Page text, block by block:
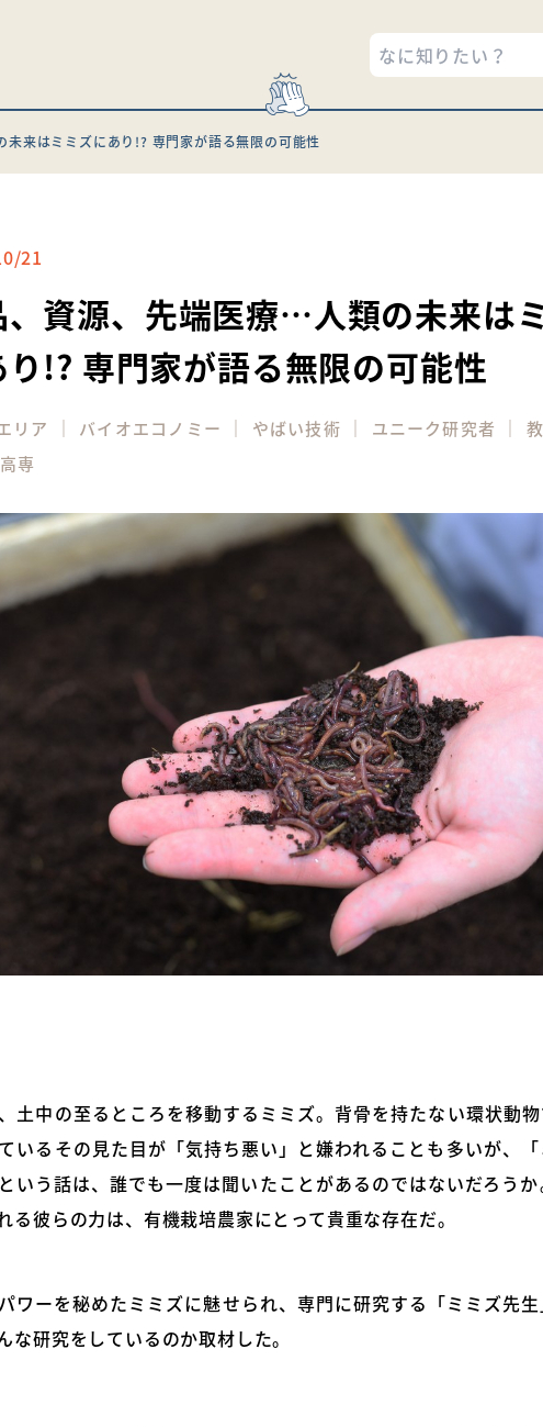
来はミミズにあり!? 専門家が語る無限の可能性
21
、資源、先端医療…人類の未来は
り!? 専門家が語る無限の可能性
リア ｜ バイオエコノミー ｜ やばい技術 ｜ ユニーク研究者 ｜
専
土中の至るところを移動するミミズ。背骨を持たない環状動
いるその見た目が「気持ち悪い」と嫌われることも多いが、
いう話は、誰でも一度は聞いたことがあるのではないだろう
る彼らの力は、有機栽培農家にとって貴重な存在だ。
ワーを秘めたミミズに魅せられ、専門に研究する「ミミズ先
な研究をしているのか取材した。